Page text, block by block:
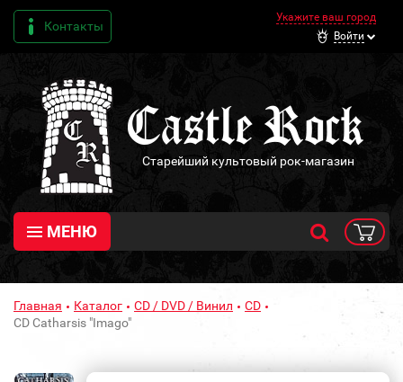
Контакты
Укажите ваш город
Войти
Старейший культовый рок-магазин
МЕНЮ
Главная Каталог CD / DVD / Винил
CD
CD Catharsis "Imago"